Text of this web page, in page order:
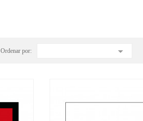
Ordenar por: 